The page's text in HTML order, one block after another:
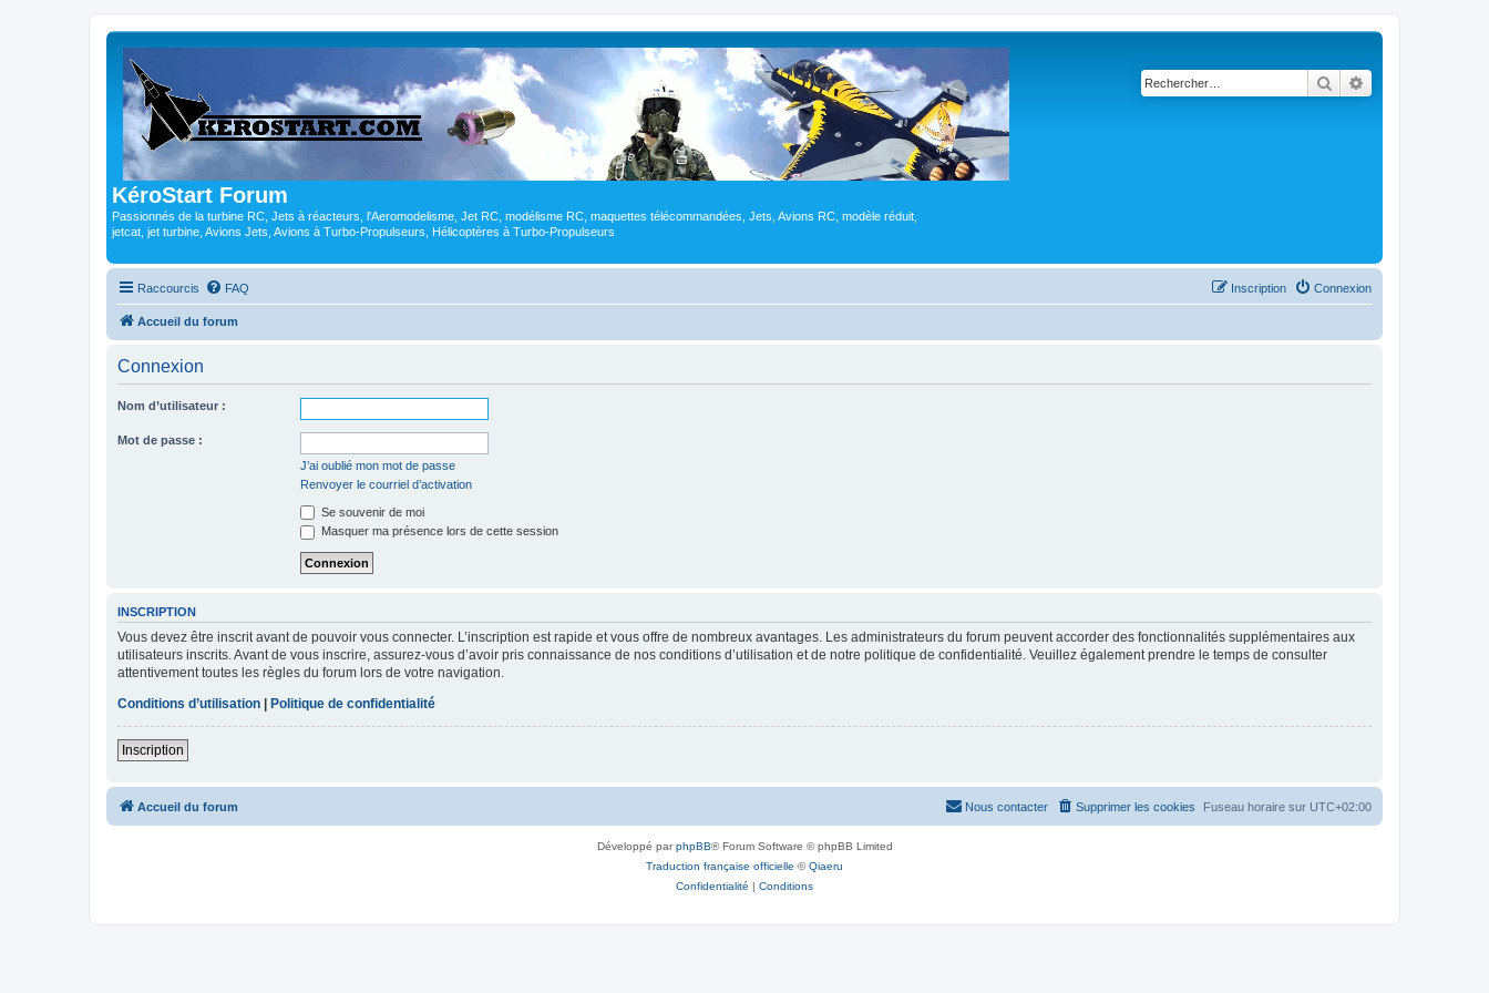
KéroStart Forum
Passionnés de la turbine RC, Jets à réacteurs, l'Aeromodelisme, Jet RC, modélisme RC, maquettes télécommandées, Jets, Avions RC, modèle réduit,
jetcat, jet turbine, Avions Jets, Avions à Turbo-Propulseurs, Hélicoptères à Turbo-Propulseurs
Rechercher
Raccourcis FAQ Connexion
Inscription
Accueil du forum
Connexion
Nom d’utilisateur :
Mot de passe :
J’ai oublié mon mot de passe
Renvoyer le courriel d’activation
Se souvenir de moi
Masquer ma présence lors de cette session
INSCRIPTION
Vous devez être inscrit avant de pouvoir vous connecter. L’inscription est rapide et vous offre de nombreux avantages. Les administrateurs du forum peuvent accorder des fonctionnalités supplémentaires aux
utilisateurs inscrits. Avant de vous inscrire, assurez-vous d’avoir pris connaissance de nos conditions d’utilisation et de notre politique de confidentialité. Veuillez également prendre le temps de consulter
attentivement toutes les règles du forum lors de votre navigation.
Conditions d’utilisation
Politique de confidentialité
Inscription
Accueil du forum Fuseau horaire sur UTC+02:00
Supprimer les cookies
Nous contacter
Développé parphpBB® Forum Software © phpBB Limited
Traduction française officielle ©Qiaeru
Confidentialité | Conditions